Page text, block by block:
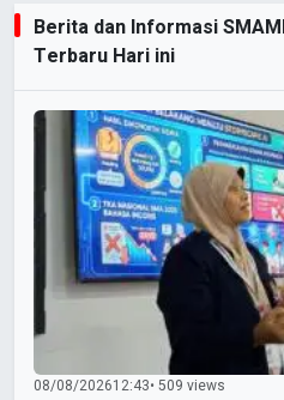
Berita dan Informasi
Terbaru Hari ini
08/08/202612:43• 509 views